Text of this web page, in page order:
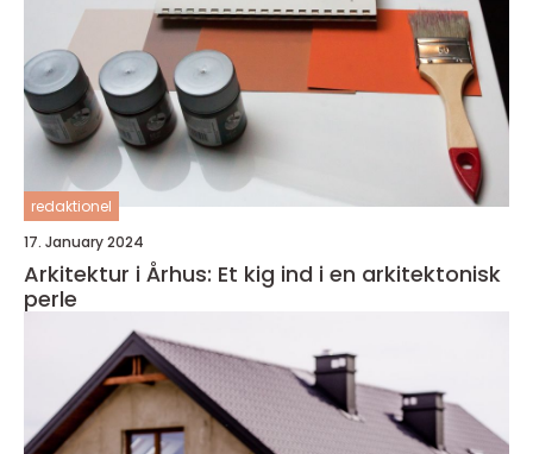
redaktionel
17. January 2024
Arkitektur i Århus: Et kig ind i en arkitektonisk
perle